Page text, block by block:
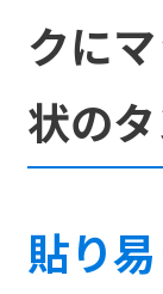
クに
状の
貼り